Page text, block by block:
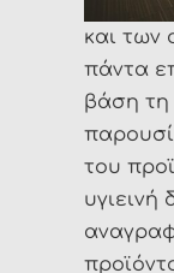
και των
πάντα
βάση τη
του